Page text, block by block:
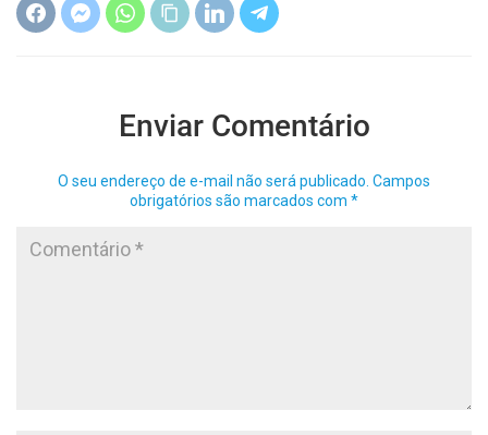
Enviar Comentário
O seu endereço de e-mail não será publicado. Campos
obrigatórios são marcados com *